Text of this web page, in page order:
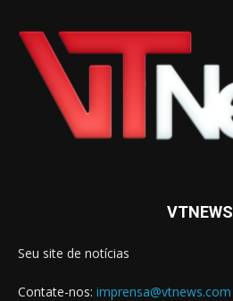
VTNEWS
Seu site de notícias
Contate-nos: imprensa@vtnews.com